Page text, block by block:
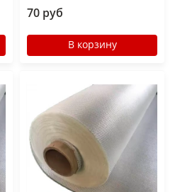
70 руб
В корзину